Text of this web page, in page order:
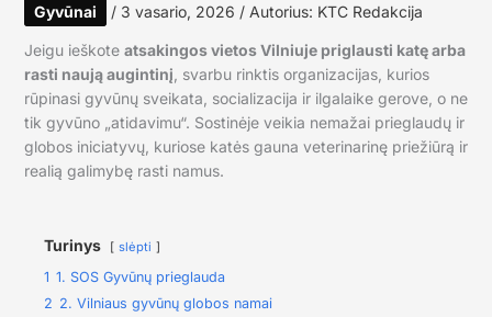
Gyvūnai / 3 vasario, 2026 / Autorius: KTC Redakcija
Jeigu ieškote atsakingos vietos Vilniuje priglausti katę arba
rasti naują augintinį, svarbu rinktis organizacijas, kurios
rūpinasi gyvūnų sveikata, socializacija ir ilgalaike gerove, o ne
tik gyvūno „atidavimu“. Sostinėje veikia nemažai prieglaudų ir
globos iniciatyvų, kuriose katės gauna veterinarinę priežiūrą ir
realią galimybę rasti namus.
Turinys slėpti
1 1. SOS Gyvūnų prieglauda
2 2. Vilniaus gyvūnų globos namai